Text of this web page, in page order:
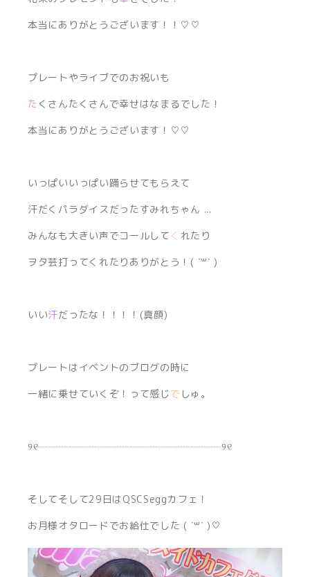
本当にありがとうございます！！♡♡
プレートやライブでのお祝いも
た くさんたくさんで幸せはなまるでした！
本当にありがとうございます！♡♡
いっぱいいっぱい踊らせてもらえて
汗だくパラダイスだったすみれちゃん ...
みんなも大きい声でコールして く れたり
ヲタ芸打ってくれたりありがとう！( ˙꒳​˙ )
いい汗だったな！！！！(真顔)
プレートはイベントのブログの時に
一緒に乗せていくぞ！って感じで しゅ。
୨୧┈┈┈┈┈┈┈┈┈┈┈┈┈┈┈┈┈┈୨୧
そしてそして29日はQSCSeggカフェ！
お月様オタロードでお給仕でした ( ˙꒳​˙ )♡